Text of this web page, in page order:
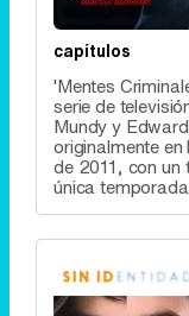
capítulos
'Mentes
serie de
Mundy y
originalmente
de 2011, con un
única